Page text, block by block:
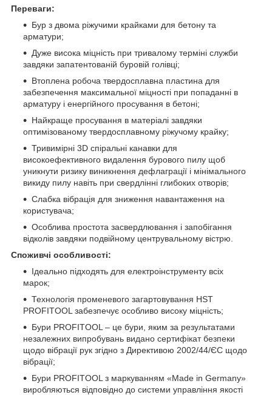
Переваги:
Бур з двома ріжучими крайками для бетону та
арматури;
Дуже висока міцність при тривалому терміні служби
завдяки запатентованій буровій голівці;
Втоплена робоча твердосплавна пластина для
забезпечення максимальної міцності при попаданні в
арматуру і енергійного просування в бетоні;
Найкраще просування в матеріалі завдяки
оптимізованому твердосплавному ріжучому крайку;
Тривимірні 3D спіральні канавки для
високоефективного видалення бурового пилу щоб
уникнути ризику виникнення дефлаграції і мінімального
викиду пилу навіть при свердлінні глибоких отворів;
Слабка вібрація для зниження навантаження на
користувача;
Особлива простота засвердлювання і запобігання
відколів завдяки подвійному центрувальному вістрю.
Споживчі особливості:
Ідеально підходять для електроінструменту всіх
марок;
Технологія променевого загартовування HST
PROFITOOL забезпечує особливо високу міцність;
Бури PROFITOOL – це бури, яким за результатами
незалежних випробувань видано сертифікат безпеки
щодо вібрації рук згідно з Директивою 2002/44/ЄС щодо
вібрації;
Бури PROFITOOL з маркуванням «Made in Germany»
виробляються відповідно до системи управління якості